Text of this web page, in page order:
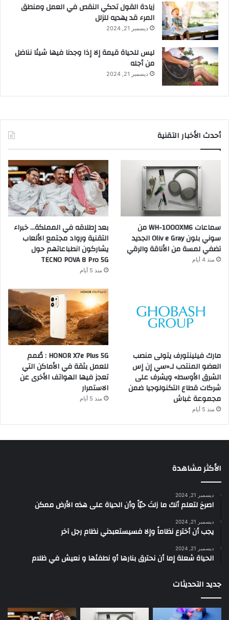
زيادة القول تحكي النقص في العمل ومنطق
المرء قد يهديه للزلل
ديسمبر 21, 2024
ليس للحياة قيمة إلا إذا وجدنا فيها شيئا نناضل
من أجله
ديسمبر 21, 2024
أحدث الأخبار التقنية
سماعات WH-1000XM6 من
سوني بلون Oliv e Gray الجديد
تضفي لمسة من الأناقة والرقي
منذ 4 أيام
بعد إطلاقه في المملكة… خبراء
التقنية ورواد مجتمع الألعاب
يشاركون انطباعاتهم حول
TECNO POVA 8 Pro 5G
منذ 5 أيام
مارك فيلينتورف يتولى منصب
العضو المنتدب لـ«سي إن إس
الشرق الأوسط» ويشرف على
شركات قطاع التكنولوجيا ضمن
مجموعة غباش
منذ 5 أيام
HONOR X7e Plus 5G : صُمم
للعمل بثقة في الأماكن التي
تعجز فيها الهواتف الأخرى عن
الاستمرار
منذ 5 أيام
الأكثر مشاهدة
ديسمبر 21, 2024
‫اصرخ لتعلم أنك ما زلتَ حيّاً وأن الحياة على هذه الأرض ممكن
ديسمبر 21, 2024
يجب أن أخترع نظاماً وإلا فسيستعبدني نظام رجل آخر
ديسمبر 21, 2024
الحياة شعلة إما أن نحترق بنارها أو نطفئها و نعيش في ظلام
جديد التحديثات